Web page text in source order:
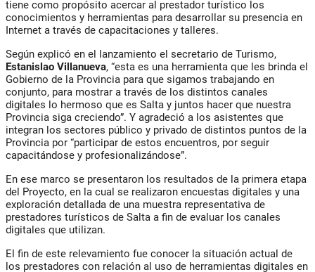
tiene como propósito acercar al prestador turístico los
conocimientos y herramientas para desarrollar su presencia en
Internet a través de capacitaciones y talleres.
Según explicó en el lanzamiento el secretario de Turismo,
Estanislao Villanueva, “esta es una herramienta que les brinda el
Gobierno de la Provincia para que sigamos trabajando en
conjunto, para mostrar a través de los distintos canales
digitales lo hermoso que es Salta y juntos hacer que nuestra
Provincia siga creciendo”. Y agradeció a los asistentes que
integran los sectores público y privado de distintos puntos de la
Provincia por “participar de estos encuentros, por seguir
capacitándose y profesionalizándose”.
En ese marco se presentaron los resultados de la primera etapa
del Proyecto, en la cual se realizaron encuestas digitales y una
exploración detallada de una muestra representativa de
prestadores turísticos de Salta a fin de evaluar los canales
digitales que utilizan.
El fin de este relevamiento fue conocer la situación actual de
los prestadores con relación al uso de herramientas digitales en